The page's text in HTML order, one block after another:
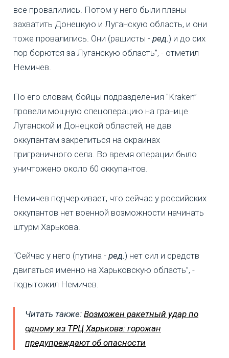
все провалились. Потом у него были планы
захватить Донецкую и Луганскую область, и они
тоже провалились. Они (рашисты - ред.) и до сих
пор борются за Луганскую область”, - отметил
Немичев.
По его словам, бойцы подразделения "Kraken”
провели мощную спецоперацию на границе
Луганской и Донецкой областей, не дав
оккупантам закрепиться на окраинах
приграничного села. Во время операции было
уничтожено около 60 оккупантов.
Немичев подчеркивает, что сейчас у российских
оккупантов нет военной возможности начинать
штурм Харькова.
"Сейчас у него (путина - ред.) нет сил и средств
двигаться именно на Харьковскую область”, -
подытожил Немичев.
Читать также: Возможен ракетный удар по
одному из ТРЦ Харькова: горожан
предупреждают об опасности